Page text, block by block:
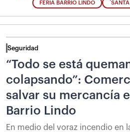
FERIA BARRIO LINDO
Seguridad
“Todo se está
colapsando”:
salvar su mercancía
Barrio Lindo
En medio del voraz incendio en